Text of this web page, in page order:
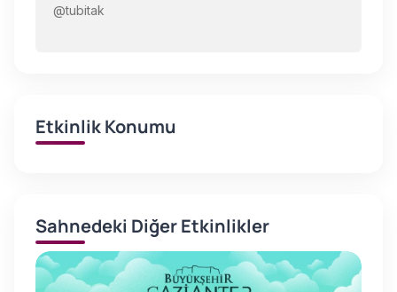
@tubitak
Etkinlik Konumu
Sahnedeki Diğer Etkinlikler